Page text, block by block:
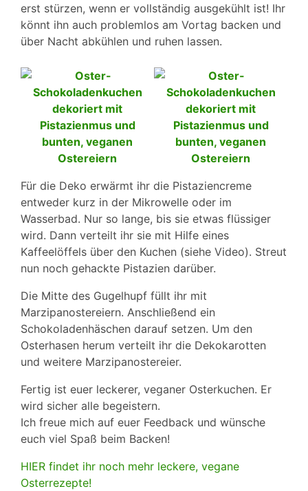
erst stürzen, wenn er vollständig ausgekühlt ist! Ihr
könnt ihn auch problemlos am Vortag backen und
über Nacht abkühlen und ruhen lassen.
Für die Deko erwärmt ihr die Pistaziencreme
entweder kurz in der Mikrowelle oder im
Wasserbad. Nur so lange, bis sie etwas flüssiger
wird. Dann verteilt ihr sie mit Hilfe eines
Kaffeelöffels über den Kuchen (siehe Video). Streut
nun noch gehackte Pistazien darüber.
Die Mitte des Gugelhupf füllt ihr mit
Marzipanostereiern. Anschließend ein
Schokoladenhäschen darauf setzen. Um den
Osterhasen herum verteilt ihr die Dekokarotten
und weitere Marzipanostereier.
Fertig ist euer leckerer, veganer Osterkuchen. Er
wird sicher alle begeistern.
Ich freue mich auf euer Feedback und wünsche
euch viel Spaß beim Backen!
HIER findet ihr noch mehr leckere, vegane
Osterrezepte!